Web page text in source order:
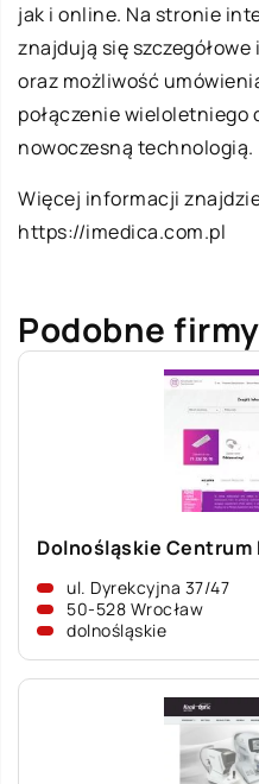
jak i online. Na stronie
znajdują się
oraz możliwość
połączenie wieloletniego
nowoczesną technologią.
Więcej informacji
https://imedica.com.pl
Podobne firmy
Dolnośląskie
ul. Dyrekcyjna 37/47
50-528 Wrocław
dolnośląskie